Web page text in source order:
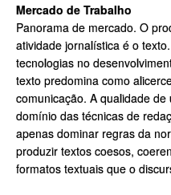
Mercado de Trabalho
Panorama de mercado. O
atividade jornalística é o
tecnologias no
texto predomina como
comunicação. A qualidade
domínio das técnicas de
apenas dominar regras da
produzir textos coesos,
formatos textuais que o